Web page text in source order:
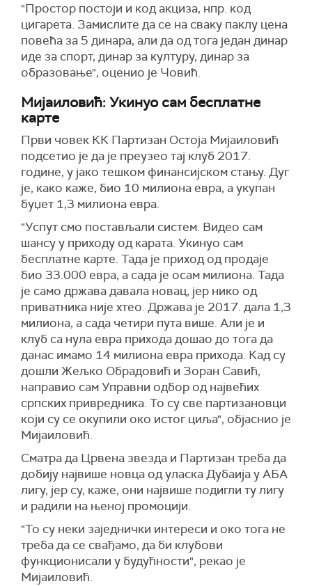
"Простор постоји и код акциза, нпр. код
цигарета. Замислите да се на сваку паклу цена
повећа за 5 динара, али да од тога један динар
иде за спорт, динар за културу, динар за
образовање", оценио је Човић.
Мијаиловић: Укинуо сам бесплатне
карте
Први човек КК Партизан Остоја Мијаиловић
подсетио је да је преузео тај клуб 2017.
године, у јако тешком финансијском стању. Дуг
је, како каже, био 10 милиона евра, а укупан
буџет 1,3 милиона евра.
"Успут смо постављали систем. Видео сам
шансу у приходу од карата. Укинуо сам
бесплатне карте. Тада је приход од продаје
био 33.000 евра, а сада је осам милиона. Тада
је само држава давала новац, јер нико од
приватника није хтео. Држава је 2017. дала 1,3
милиона, а сада четири пута више. Али је и
клуб са нула евра прихода дошао до тога да
данас имамо 14 милиона евра прихода. Кад су
дошли Жељко Обрадовић и Зоран Савић,
направио сам Управни одбор од највећих
српских привредника. То су све партизановци
који су се окупили око истог циља", објаснио је
Мијаиловић.
Сматра да Црвена звезда и Партизан треба да
добију највише новца од уласка Дубаија у АБА
лигу, јер су, каже, они највише подигли ту лигу
и радили на њеној промоцији.
"То су неки заједнички интереси и око тога не
треба да се свађамо, да би клубови
функционисали у будућности", рекао је
Мијаиловић.